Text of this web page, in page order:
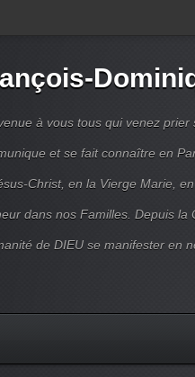
à vous tous qui venez prier
et se fait connaître en
Christ, en la Vierge Marie,
dans nos Familles. Depuis la
de DIEU se manifester en